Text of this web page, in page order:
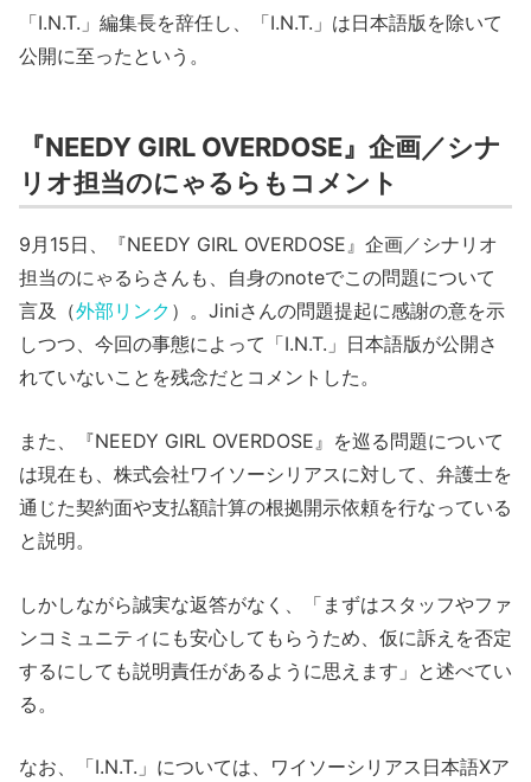
「I.N.T.」編集長を辞任し、「I.N.T.」は日本語版を除いて
公開に至ったという。
『NEEDY GIRL OVERDOSE』企画／シナ
リオ担当のにゃるらもコメント
9月15日、『NEEDY GIRL OVERDOSE』企画／シナリオ
担当のにゃるらさんも、自身のnoteでこの問題について
言及（外部リンク ）。Jiniさんの問題提起に感謝の意を示
しつつ、今回の事態によって「I.N.T.」日本語版が公開さ
れていないことを残念だとコメントした。
また、『NEEDY GIRL OVERDOSE』を巡る問題について
は現在も、株式会社ワイソーシリアスに対して、弁護士を
通じた契約面や支払額計算の根拠開示依頼を行なっている
と説明。
しかしながら誠実な返答がなく、「まずはスタッフやファ
ンコミュニティにも安心してもらうため、仮に訴えを否定
するにしても説明責任があるように思えます」と述べてい
る。
なお、「I.N.T.」については、ワイソーシリアス日本語Xア